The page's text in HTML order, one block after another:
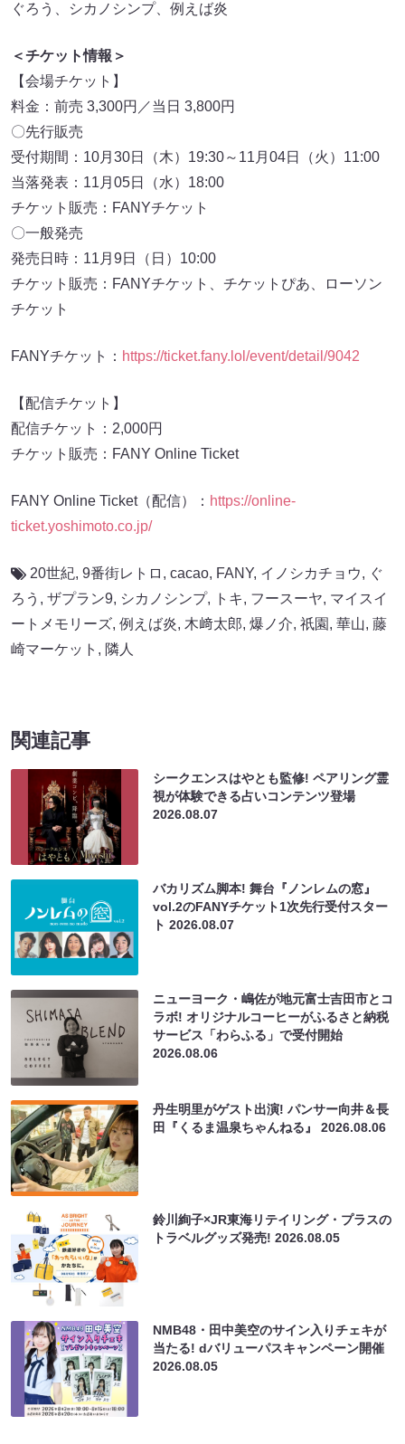
ぐろう、シカノシンプ、例えば炎
＜チケット情報＞
【会場チケット】
料金：前売 3,300円／当日 3,800円
〇先行販売
受付期間：10月30日（木）19:30～11月04日（火）11:00
当落発表：11月05日（水）18:00
チケット販売：FANYチケット
〇一般発売
発売日時：11月9日（日）10:00
チケット販売：FANYチケット、チケットぴあ、ローソン
チケット
FANYチケット： https://ticket.fany.lol/event/detail/9042
【配信チケット】
配信チケット：2,000円
チケット販売：FANY Online Ticket
FANY Online Ticket（配信）： https://online-
ticket.yoshimoto.co.jp/
20世紀, 9番街レトロ , cacao, FANY, イノシカチョウ, ぐ
ろう , ザプラン9, シカノシンプ, トキ, フースーヤ, マイスイ
ートメモリーズ, 例えば炎, 木﨑太郎, 爆ノ介, 祇園 , 華山, 藤
崎マーケット , 隣人
関連記事
シークエンスはやとも監修! ペアリング霊
視が体験できる占いコンテンツ登場
2026.08.07
バカリズム脚本! 舞台『ノンレムの窓』
vol.2のFANYチケット1次先行受付スター
ト2026.08.07
ニューヨーク・嶋佐が地元富士吉田市とコ
ラボ! オリジナルコーヒーがふるさと納税
サービス「わらふる」で受付開始
2026.08.06
丹生明里がゲスト出演! パンサー向井＆長
田『くるま温泉ちゃんねる』2026.08.06
鈴川絢子×JR東海リテイリング・プラスの
トラベルグッズ発売!2026.08.05
NMB48・田中美空のサイン入りチェキが
当たる! dバリューパスキャンペーン開催
2026.08.05